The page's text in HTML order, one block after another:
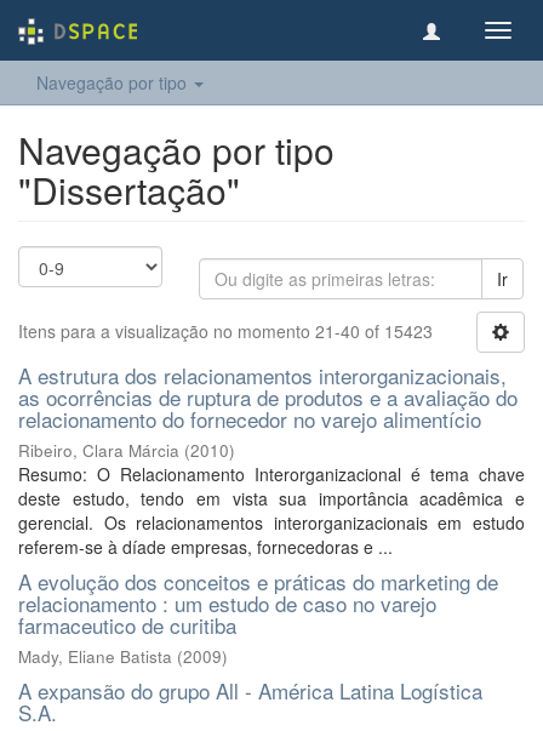
Navegação por tipo
Navegação por tipo
"Dissertação"
Ir
Itens para a visualização no momento 21-40 of 15423
A estrutura dos relacionamentos interorganizacionais,
as ocorrências de ruptura de produtos e a avaliação do
relacionamento do fornecedor no varejo alimentício
Ribeiro, Clara Márcia (2010)
Resumo: O Relacionamento Interorganizacional é tema chave
deste estudo, tendo em vista sua importância acadêmica e
gerencial. Os relacionamentos interorganizacionais em estudo
referem-se à díade empresas, fornecedoras e ...
A evolução dos conceitos e práticas do marketing de
relacionamento : um estudo de caso no varejo
farmaceutico de curitiba
Mady, Eliane Batista (2009)
A expansão do grupo All - América Latina Logística
S.A.